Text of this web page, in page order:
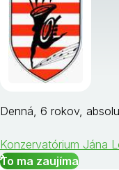
Denná, 6 rokov,
Konzervatórium Jána
To ma zaujíma